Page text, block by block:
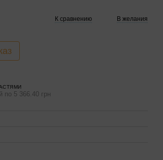
К сравнению В желания
по 5 366.40 грн